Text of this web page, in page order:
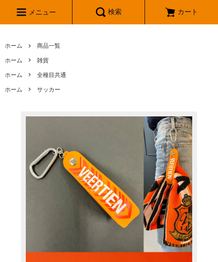
メニュー 検索 カート
ホーム 商品一覧
ホーム 雑貨
ホーム 全種目共通
ホーム サッカー